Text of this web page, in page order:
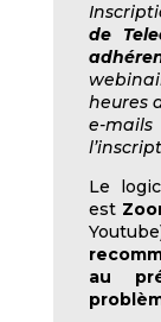
de
heures
e-
Le
est
au